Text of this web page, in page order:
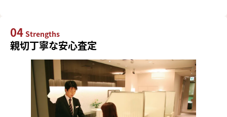
04 Strengths
親切丁寧な安心査定